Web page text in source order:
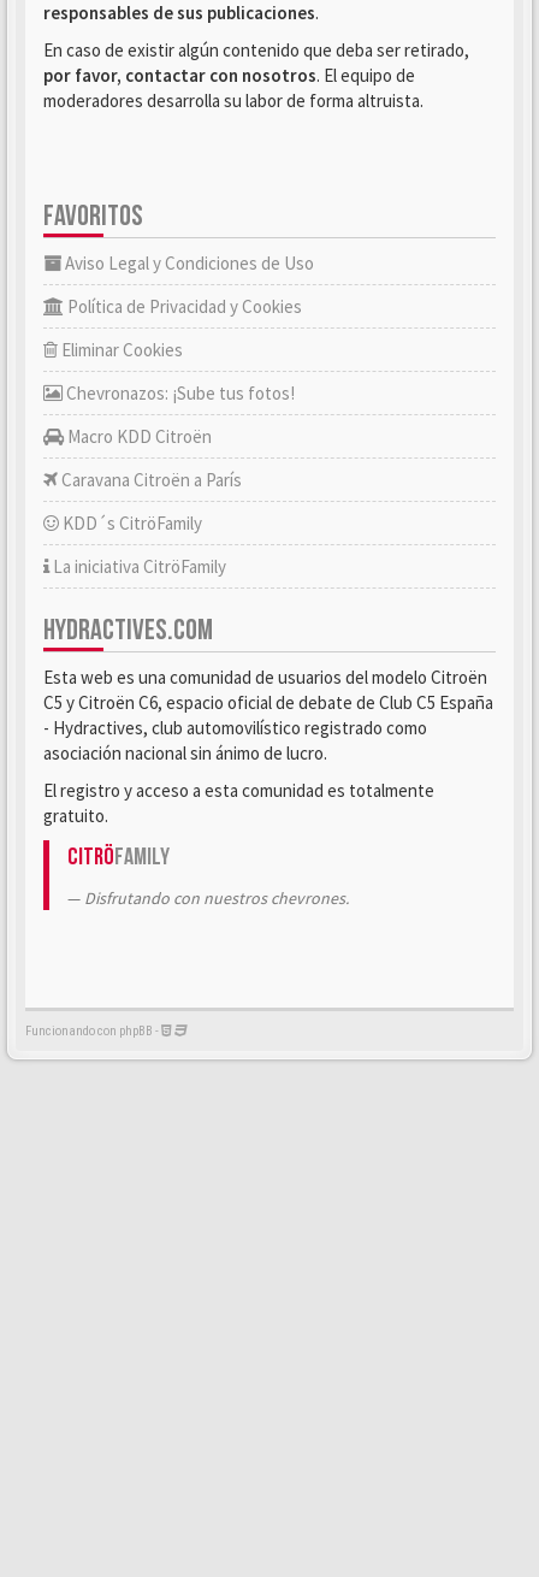
responsables de sus publicaciones.
En caso de existir algún contenido que deba ser retirado,
por favor, contactar con nosotros. El equipo de
moderadores desarrolla su labor de forma altruista.
FAVORITOS
Aviso Legal y Condiciones de Uso
Política de Privacidad y Cookies
Eliminar Cookies
Chevronazos: ¡Sube tus fotos!
Macro KDD Citroën
Caravana Citroën a París
KDD´s CitröFamily
La iniciativa CitröFamily
HYDRACTIVES.COM
Esta web es una comunidad de usuarios del modelo Citroën
C5 y Citroën C6, espacio oficial de debate de Club C5 España
- Hydractives, club automovilístico registrado como
asociación nacional sin ánimo de lucro.
El registro y acceso a esta comunidad es totalmente
gratuito.
CitröFamily
Disfrutando con nuestros chevrones.
Funcionando con phpBB -